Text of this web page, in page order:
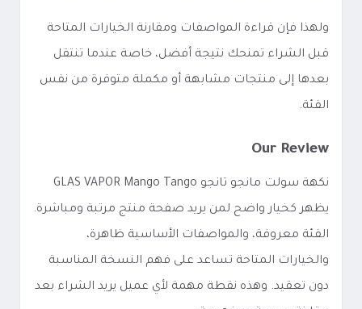
ولهذا فإن قراءة المواصفات ومقارنة الخيارات المتاحة
قبل الشراء تمنحك نتيجة أفضل، خاصة عندما تنتقل
بعدها إلى منتجات مشابهة أو مكملة متوفرة من نفس
الفئة.
Our Review
نكهة سولت مانجو تانجو GLAS VAPOR Mango Tango
يظهر كخيار واضح لمن يريد صفحة منتج مرتبة ومباشرة.
الفئة معروفة، والمواصفات الأساسية ظاهرة،
والخيارات المتاحة تساعد على فهم النسخة المناسبة
دون تعقيد. وهذه نقطة مهمة لأي عميل يريد الشراء بعد